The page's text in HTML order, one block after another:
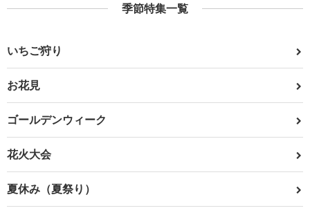
季節特集一覧
いちご狩り
お花見
ゴールデンウィーク
花火大会
夏休み（夏祭り）